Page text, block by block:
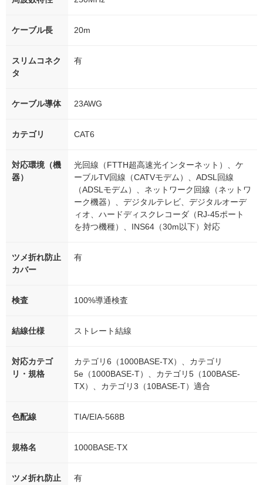
ケーブル長 20m
スリムコネク
タ
有
ケーブル導体 23AWG
カテゴリ CAT6
対応環境（機
器）
光回線（FTTH超高速光インターネット）、ケ
ーブルTV回線（CATVモデム）、ADSL回線
（ADSLモデム）、ネットワーク回線（ネットワ
ーク機器）、デジタルテレビ、デジタルオーデ
ィオ、ハードディスクレコーダ（RJ-45ポート
を持つ機種）、INS64（30m以下）対応
ツメ折れ防止
カバー
有
検査 100%導通検査
結線仕様 ストレート結線
対応カテゴ
リ・規格
カテゴリ6（1000BASE-TX）、カテゴリ
5e（1000BASE-T）、カテゴリ5（100BASE-
TX）、カテゴリ3（10BASE-T）適合
色配線 TIA/EIA-568B
規格名 1000BASE-TX
ツメ折れ防止
有